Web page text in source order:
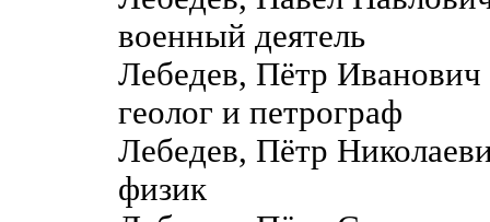
военный деятель
Лебедев, Пётр
геолог и петрограф
Лебедев, Пётр
физик